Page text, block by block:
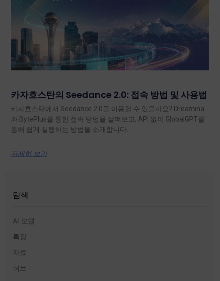
카자흐스탄의 Seedance 2.0: 접속 방법 및 사용법
카자흐스탄에서 Seedance 2.0을 이용할 수 있을까요? Dreamina
와 BytePlus를 통한 접속 방법을 살펴보고, API 없이 GlobalGPT를
통해 쉽게 실행하는 방법을 소개합니다.
자세히 보기
탐색
AI 모델
특징
자료
허브